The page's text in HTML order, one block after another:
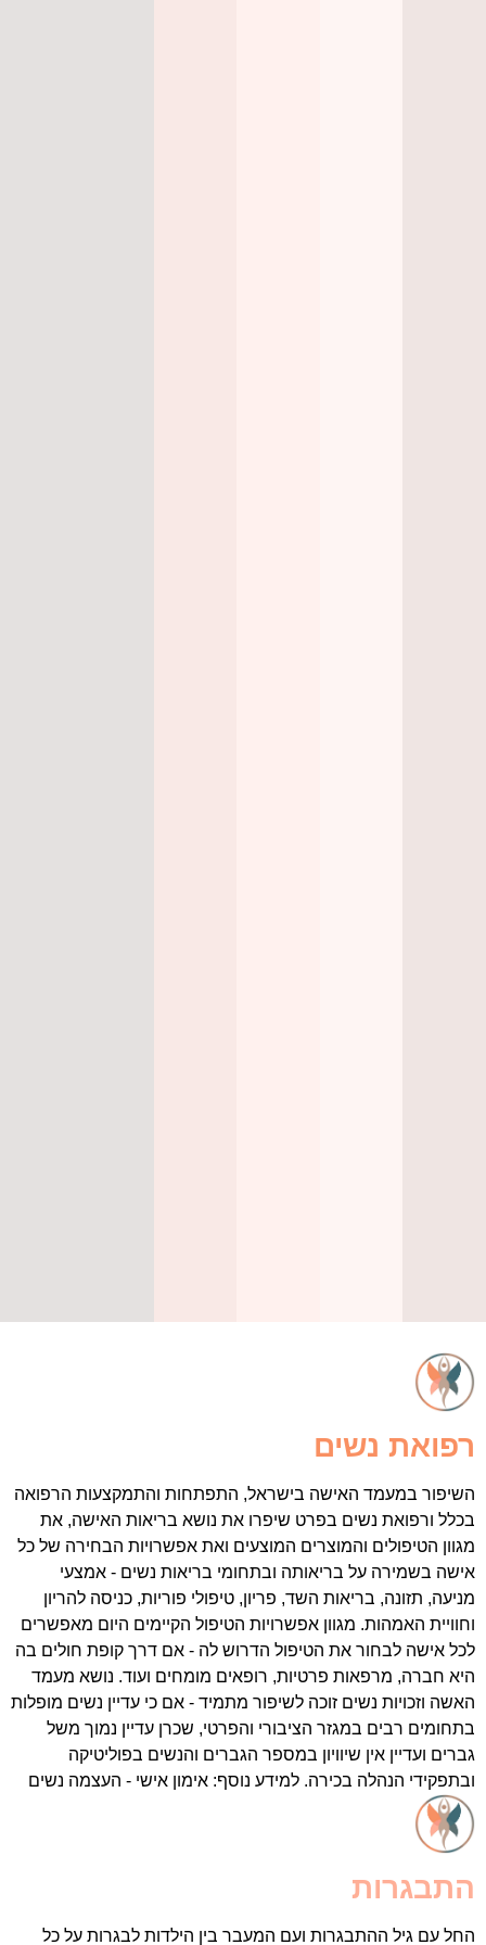
נשים
במעמד האישה בישראל, התפתחות והתמקצעות הרפואה
ורפואת נשים בפרט שיפרו את נושא בריאות האישה, את
הטיפולים והמוצרים המוצעים ואת אפשרויות הבחירה של כל
בשמירה על בריאותה ובתחומי בריאות נשים - אמצעי
תזונה, בריאות השד, פריון, טיפולי פוריות, כניסה להריון
האמהות. מגוון אפשרויות הטיפול הקיימים היום מאפשרים
אישה לבחור את הטיפול הדרוש לה - אם דרך קופת חולים בה
חברה, מרפאות פרטיות, רופאים מומחים ועוד. נושא מעמד
וזכויות נשים זוכה לשיפור מתמיד - אם כי עדיין נשים מופלות
רבים במגזר הציבורי והפרטי, שכרן עדיין נמוך משל
ועדיין אין שיוויון במספר הגברים והנשים בפוליטיקה
הנהלה בכירה. למידע נוסף: אימון אישי - העצמה נשים
עם גיל ההתבגרות ועם המעבר בין הילדות לבגרות על כל